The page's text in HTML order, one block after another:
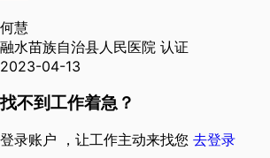
何慧
融水苗族自治县人民医院 认证
2023-04-13
找不到工作着急？
登录账户 ，让工作主动来找您 去登录